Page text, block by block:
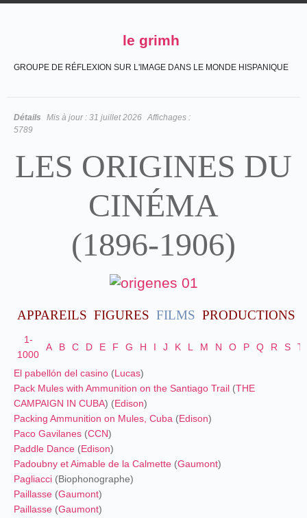
le grimh
GROUPE DE RÉFLEXION SUR L'IMAGE DANS LE MONDE HISPANIQUE
Détails Mis à jour : 31 juillet 2026 Affichages :
5789
LES ORIGINES DU
CINÉMA
(1896-1906)
APPAREILS FIGURES FILMS PRODUCTIONS
1-
1000
A B C D E F G H I J K L M N O P Q R S T
El pabellón del casino (Lucas)
Pack Mules with Ammunition on the Santiago Trail (THE
CAMPAIGN IN CUBA) (Edison)
Packing Ammunition on Mules, Cuba (Edison)
Paco Gavilanes (CCN)
Paddle Dance (Edison)
Padoubny et Aimable de la Calmette (Gaumont)
Pagliacci (Biophonographe)
Paillasse (Gaumont)
Paillasse (Gaumont)